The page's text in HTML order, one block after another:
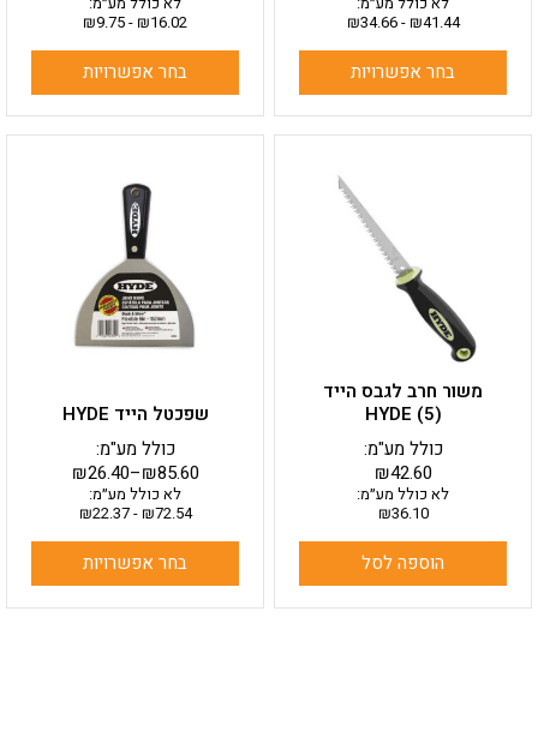
₪41.44
-
₪34.66
בחר אפשרויות
₪16.02
-
₪9.75
בחר אפשרויות
משור חרב לגבס הייד
HYDE (5)
₪42.60
כולל מע"מ:
לא כולל מע״מ:
₪36.10
הוספה לסל
שפכטל הייד HYDE
₪26.40–₪85.60
כולל מע"מ:
לא כולל מע״מ:
₪72.54
-
₪22.37
בחר אפשרויות
יש
מספר
סוגים.
ניתן
לבחור
את
האפשרויות